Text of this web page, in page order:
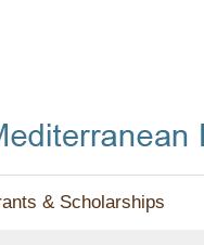
& Scholarships